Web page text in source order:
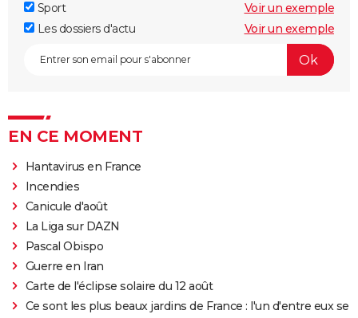
Sport
Voir un exemple
Les dossiers d'actu
Voir un exemple
EN CE MOMENT
Hantavirus en France
Incendies
Canicule d'août
La Liga sur DAZN
Pascal Obispo
Guerre en Iran
Carte de l'éclipse solaire du 12 août
Ce sont les plus beaux jardins de France : l'un d'entre eux se